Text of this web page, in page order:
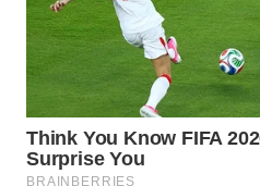
WN
SAMOSIR
WN
PADANG
LAWAS